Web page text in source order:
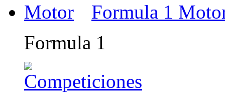
Formula 1
Formula 1